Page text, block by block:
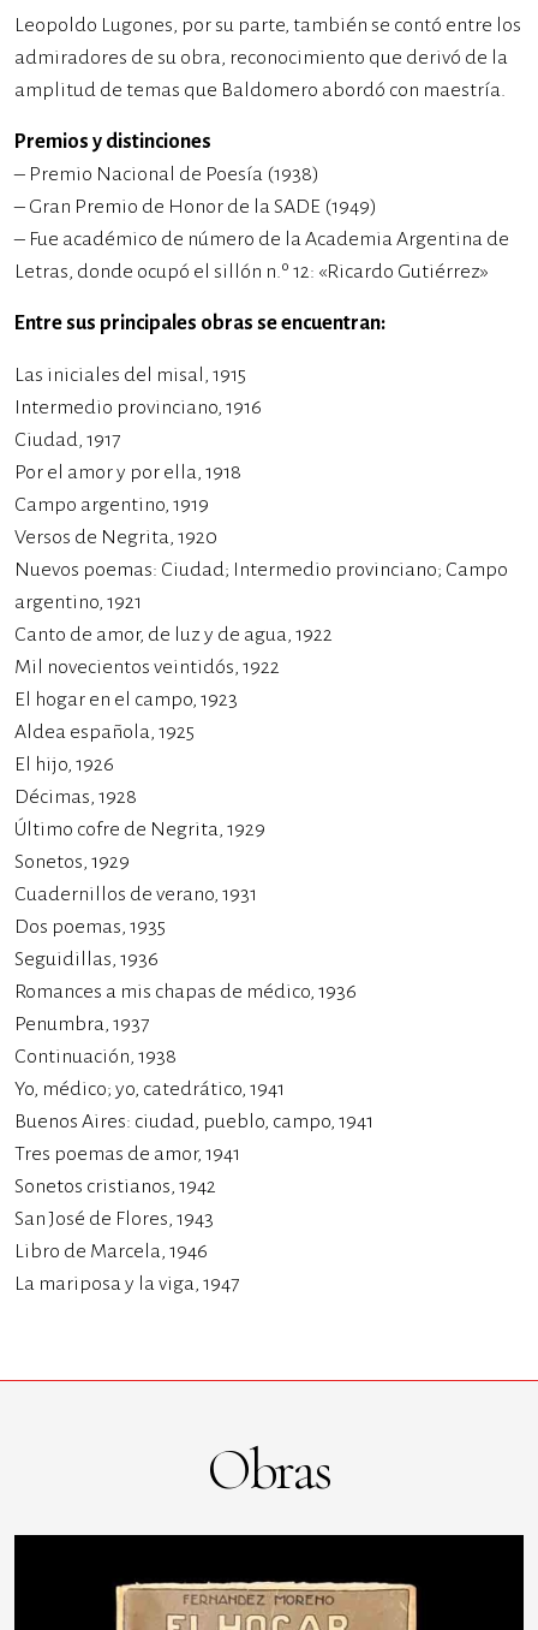
Leopoldo Lugones, por su parte, también se contó entre los
admiradores de su obra, reconocimiento que derivó de la
amplitud de temas que Baldomero abordó con maestría.
Premios y distinciones
– Premio Nacional de Poesía (1938)
– Gran Premio de Honor de la SADE (1949)
– Fue académico de número de la Academia Argentina de
Letras,​ donde ocupó el sillón n.º 12: «Ricardo Gutiérrez»
Entre sus principales obras se encuentran:
Las iniciales del misal, 1915
Intermedio provinciano, 1916
Ciudad, 1917
Por el amor y por ella, 1918
Campo argentino, 1919
Versos de Negrita, 1920
Nuevos poemas: Ciudad; Intermedio provinciano; Campo
argentino, 1921
Canto de amor, de luz y de agua, 1922
Mil novecientos veintidós, 1922
El hogar en el campo, 1923
Aldea española, 1925
El hijo, 1926
Décimas, 1928
Último cofre de Negrita, 1929
Sonetos, 1929
Cuadernillos de verano, 1931
Dos poemas, 1935
Seguidillas, 1936
Romances a mis chapas de médico, 1936
Penumbra, 1937
Continuación, 1938
Yo, médico; yo, catedrático, 1941
Buenos Aires: ciudad, pueblo, campo, 1941
Tres poemas de amor, 1941
Sonetos cristianos, 1942
San José de Flores, 1943
Libro de Marcela, 1946
La mariposa y la viga, 1947
Obras